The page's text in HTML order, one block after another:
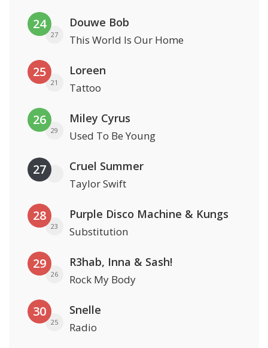
24
27
Douwe Bob
This World Is Our Home
25
21
Loreen
Tattoo
26
29
Miley Cyrus
Used To Be Young
27 Cruel Summer
Taylor Swift
28
23
Purple Disco Machine & Kungs
Substitution
29
26
R3hab, Inna & Sash!
Rock My Body
30
25
Snelle
Radio